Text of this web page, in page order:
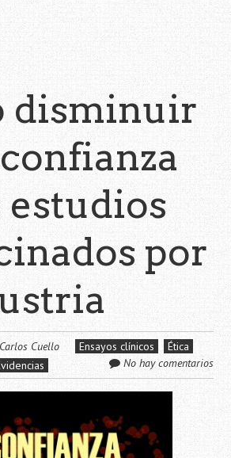
disminuir
estudios
por
Carlos Cuello Ensayos clínicos
Ética
No hay comentarios